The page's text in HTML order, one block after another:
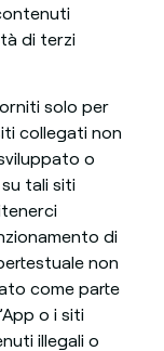
di terzi
solo per
collegati non
o
tali siti
di
non
come parte
o i siti
illegali o